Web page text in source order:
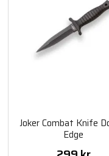
Joker Combat Knife
Edge